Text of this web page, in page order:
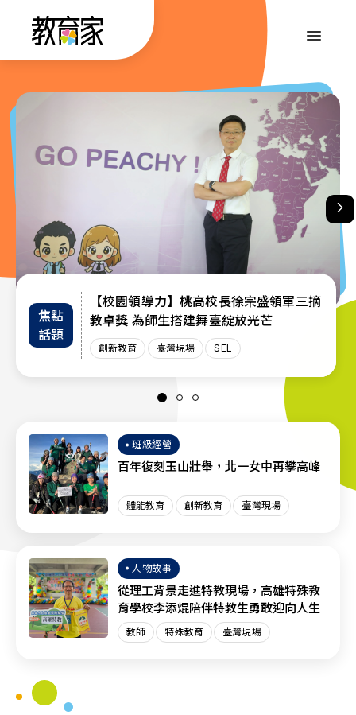
容
焦點
話題
【校園領導力】桃高校長徐宗盛領軍三摘
教卓獎 為師生搭建舞臺綻放光芒
創新教育 臺灣現場 SEL
教師
增能
教育部首辦「大專院校通識教育教師交流
工作坊」 共創AI與永續未來課堂
創新教育 臺灣現場 AI教育
趨勢
政策
退而不休，無私奉獻─教育部公布115年
教育奉獻獎獲獎名單
教師 教育奉獻獎 臺灣現場
班級經營
百年復刻玉山壯舉，北一女中再攀高峰
體能教育 創新教育 臺灣現場
人物故事
從理工背景走進特教現場，高雄特殊教
育學校李添焜陪伴特教生勇敢迎向人生
教師 特殊教育 臺灣現場